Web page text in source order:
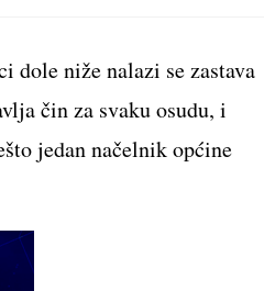
dole niže nalazi se zastava
čin za svaku osudu, i
jedan načelnik općine